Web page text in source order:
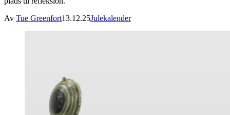
Av Tue Greenfort13.12.25Julekalender